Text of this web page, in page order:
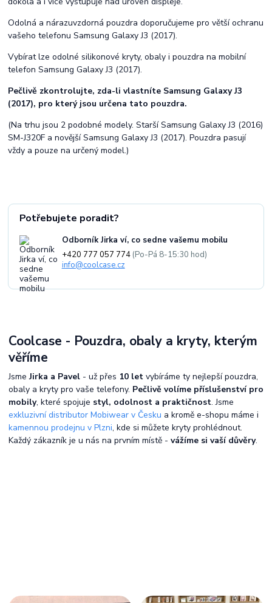
Potřebujete poradit?
Odborník Jirka ví, co sedne vašemu mobilu
+420 777 057 774 (Po-Pá 8-15:30 hod)
info@coolcase.cz
Odolná a nárazuvzdorná pouzdra doporučujeme pro větší ochranu
vašeho telefonu Samsung Galaxy J3 (2017).
Vybírat lze odolné silikonové kryty, obaly i pouzdra na mobilní
telefon Samsung Galaxy J3 (2017).
Pečlivě zkontrolujte, zda-li vlastníte Samsung Galaxy J3
(2017), pro který jsou určena tato pouzdra.
(Na trhu jsou 2 podobné modely. Starší Samsung Galaxy J3 (2016)
SM-J320F a novější Samsung Galaxy J3 (2017). Pouzdra pasují
vždy a pouze na určený model.)
Coolcase - Pouzdra, obaly a kryty, kterým
věříme
JsmeJirka a Pavel - už přes 10 let vybíráme ty nejlepší pouzdra,
obaly a kryty pro vaše telefony. Pečlivě volíme příslušenství pro
mobily, které spojuje styl, odolnost a praktičnost. Jsme
exkluzivní distributor Mobiwear v Česku a kromě e-shopu máme i
kamennou prodejnu v Plzni, kde si můžete kryty prohlédnout.
Každý zákazník je u nás na prvním místě - vážíme si vaší důvěry.